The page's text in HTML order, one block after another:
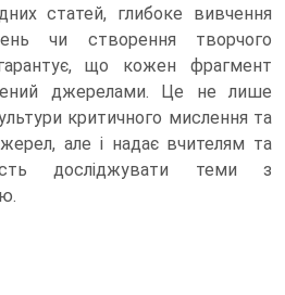
статей, глибоке вивчення
чи створення творчого
що кожен фрагмент
джерелами. Це не лише
критичного мислення та
але і надає вчителям та
досліджувати теми з